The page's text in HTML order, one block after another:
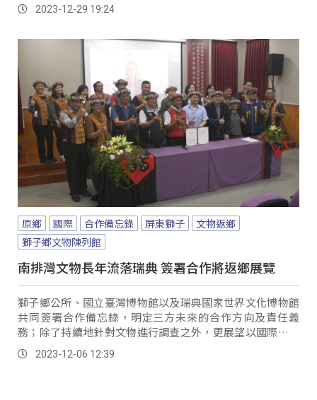
2023-12-29 19:24
原鄉 國際 合作備忘錄 屏東獅子
文物返鄉
獅子鄉文物陳列館
南排灣文物長年流落瑞典 簽署合作將返鄉展覽
獅子鄉公所、國立臺灣博物館以及瑞典國家世界文化博物館
共同簽署合作備忘錄，明定三方未來的合作方向及責任義
務；除了持續地針對文物進行調查之外，更展望以國際交流
展方式，重新將流於國外的文物與族人連結，最終能夠返回
家鄉進行展覽。
2023-12-06 12:39